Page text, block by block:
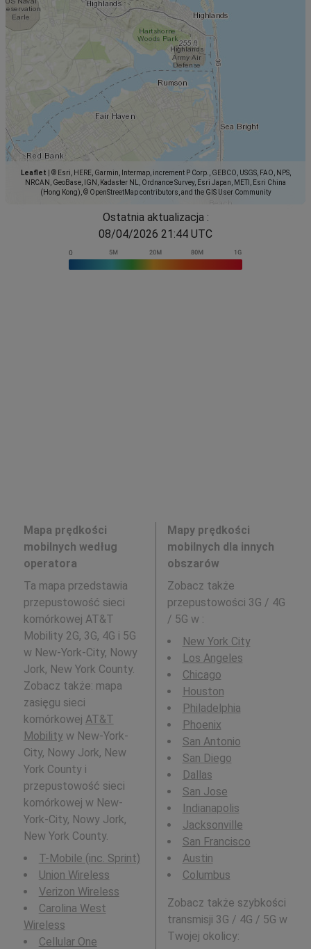
Leaflet
© Esri, HERE, Garmin, Intermap, increment P Corp., GEBCO, USGS, FAO, NPS,
NRCAN, GeoBase, IGN, Kadaster NL, Ordnance Survey, Esri Japan, METI, Esri China
(Hong Kong), © OpenStreetMap contributors, and the GIS User Community
Ostatnia aktualizacja :
08/04/2026 21:44 UTC
Mapa prędkości
mobilnych według
operatora
Ta mapa przedstawia
przepustowość sieci
komórkowej AT&T
Mobility 2G, 3G, 4G i 5G
w New-York-City, Nowy
Jork, New York County.
Zobacz także: mapa
zasięgu sieci
komórkowej AT&T
Mobilityw New-York-
City, Nowy Jork, New
York County i
przepustowość sieci
komórkowej w New-
York-City, Nowy Jork,
New York County.
T-Mobile (inc. Sprint)
Union Wireless
Verizon Wireless
Carolina West
Wireless
Cellular One
Mapy prędkości
mobilnych dla innych
obszarów
Zobacz także
przepustowości 3G / 4G
/ 5G w :
New York City
Los Angeles
Chicago
Houston
Philadelphia
Phoenix
San Antonio
San Diego
Dallas
San Jose
Indianapolis
Jacksonville
San Francisco
Austin
Columbus
Zobacz także szybkości
transmisji 3G / 4G / 5G w
Twojej okolicy: